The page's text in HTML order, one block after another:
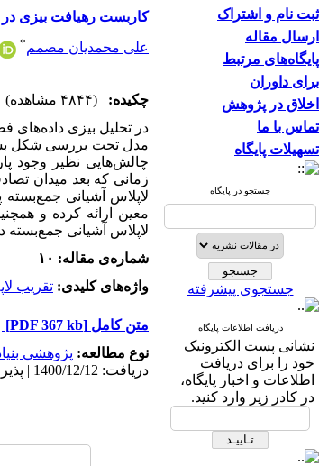
ثبت نام و اشتراک
ارسال مقاله
پایگاه‌های مرتبط
برای داوران
اخلاق در پژوهش
تماس با ما
تسهیلات پایگاه
جستجو در پایگاه
جستجوی پیشرفته
دریافت اطلاعات پایگاه
نشانی پست الکترونیک
خود را برای دریافت
اطلاعات و اخبار پایگاه،
در کادر زیر وارد کنید.
کاربست رهیافت بیزی
علی محمدیان مصمم *
چکیده:
(۴۸۴۴ مشاهده)
در تحلیل بیزی داده‌های
مدل تحت بررسی شکل
چالش‌هایی نظیر وجود
زمانی که بعد میدان
لاپلاس آشیانی
لاپلاس آشیانی
شماره‌ی مقاله: ۱۰
واژه‌های کلیدی: تقریب
متن کامل [PDF 367 kb]
نوع مطالعه: پژوهشی
دریافت: 1400/12/12 | پذیرش: 1401/12/10 | انتشار: 1401/9/30